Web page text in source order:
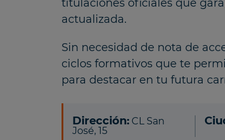
titulaciones oficiales que
actualizada.
Sin necesidad de nota de
ciclos formativos que te
para destacar en tu futura
Dirección: CL San
José, 15